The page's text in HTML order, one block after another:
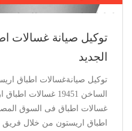
توكيل صيانة ديب
الجديد
توكيل صيانة ديب فريزر
الساخن 19451 ديب
فريزر فى السوق المصر
اريستون من خلال فريق من